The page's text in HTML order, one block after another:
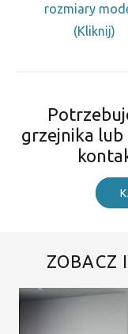
rozmiary
(Kliknij)
grzejnika lub
ZOBACZ